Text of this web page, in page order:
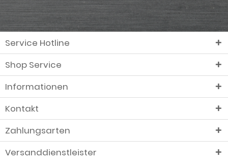
Service Hotline
Shop Service
Informationen
Kontakt
Zahlungsarten
Versanddienstleister